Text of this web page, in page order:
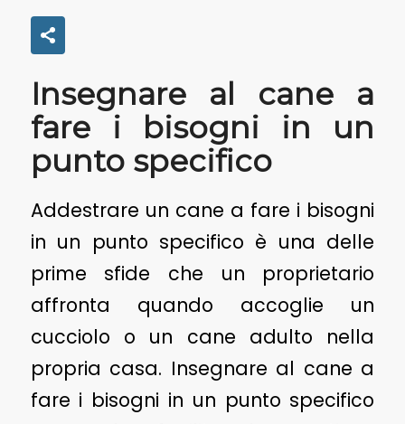
Insegnare al cane a
fare i bisogni in un
punto specifico
Addestrare un cane a fare i bisogni
in un punto specifico è una delle
prime sfide che un proprietario
affronta quando accoglie un
cucciolo o un cane adulto nella
propria casa. Insegnare al cane a
fare i bisogni in un punto specifico